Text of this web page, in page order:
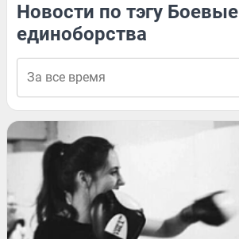
Новости по тэгу Боевые
единоборства